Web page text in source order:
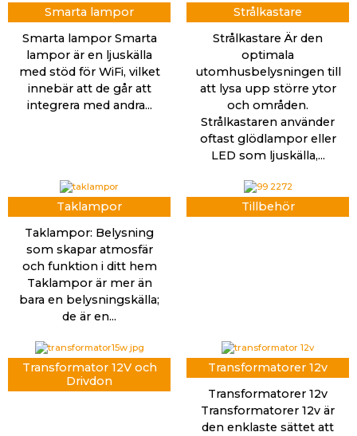
Smarta lampor
Smarta lampor Smarta
lampor är en ljuskälla
med stöd för WiFi, vilket
innebär att de går att
integrera med andra...
Strålkastare
Strålkastare Är den
optimala
utomhusbelysningen till
att lysa upp större ytor
och områden.
Strålkastaren använder
oftast glödlampor eller
LED som ljuskälla,...
Taklampor
Taklampor: Belysning
som skapar atmosfär
och funktion i ditt hem
Taklampor är mer än
bara en belysningskälla;
de är en...
Tillbehör
Transformator 12V och
Drivdon
Transformatorer 12v
Transformatorer 12v
Transformatorer 12v är
den enklaste sättet att